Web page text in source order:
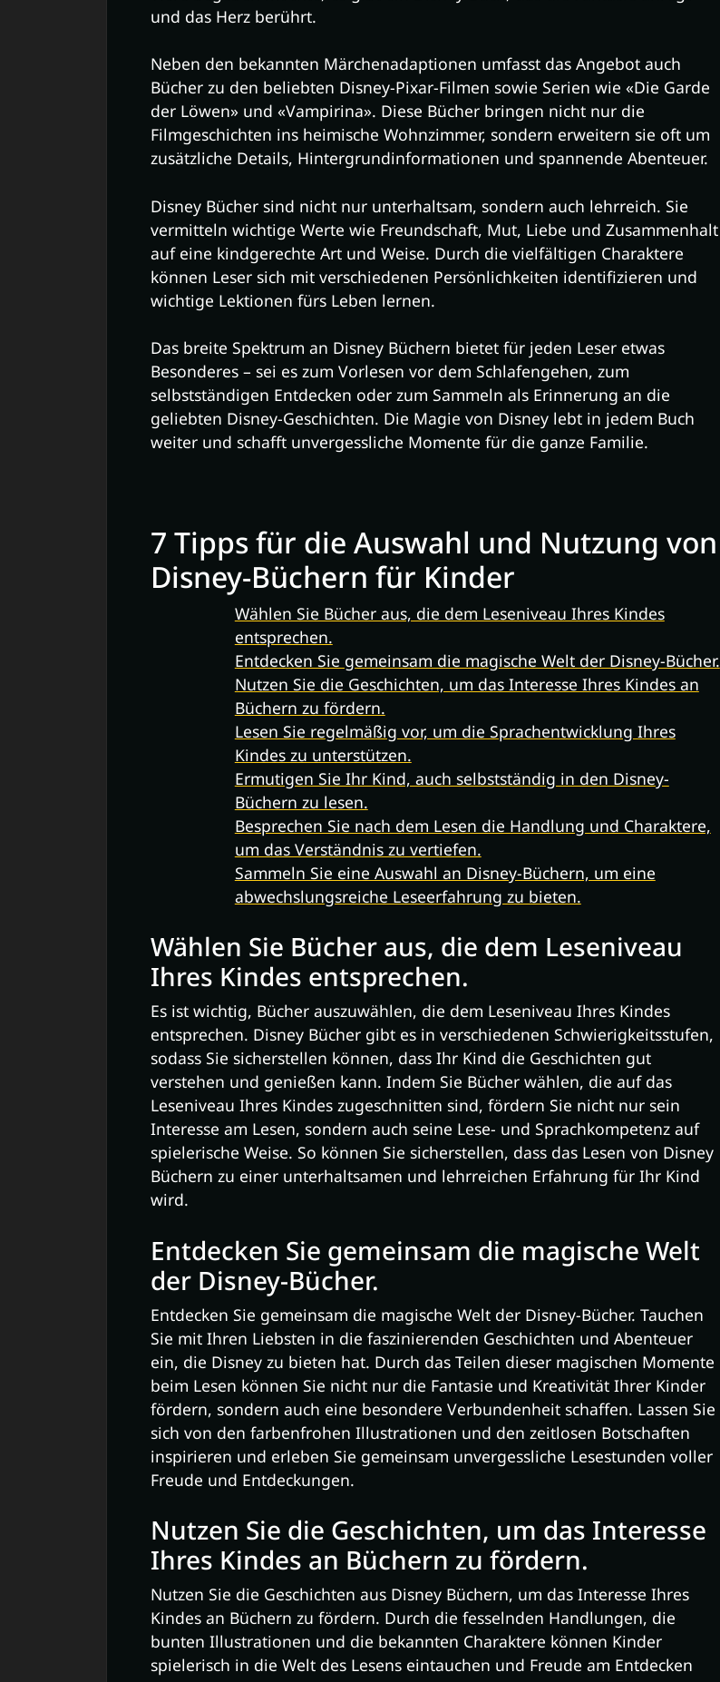
und das Herz berührt.
Neben den bekannten Märchenadaptionen umfasst das Angebot auch
Bücher zu den beliebten Disney-Pixar-Filmen sowie Serien wie «Die Garde
der Löwen» und «Vampirina». Diese Bücher bringen nicht nur die
Filmgeschichten ins heimische Wohnzimmer, sondern erweitern sie oft um
zusätzliche Details, Hintergrundinformationen und spannende Abenteuer.
Disney Bücher sind nicht nur unterhaltsam, sondern auch lehrreich. Sie
vermitteln wichtige Werte wie Freundschaft, Mut, Liebe und Zusammenhalt
auf eine kindgerechte Art und Weise. Durch die vielfältigen Charaktere
können Leser sich mit verschiedenen Persönlichkeiten identifizieren und
wichtige Lektionen fürs Leben lernen.
Das breite Spektrum an Disney Büchern bietet für jeden Leser etwas
Besonderes – sei es zum Vorlesen vor dem Schlafengehen, zum
selbstständigen Entdecken oder zum Sammeln als Erinnerung an die
geliebten Disney-Geschichten. Die Magie von Disney lebt in jedem Buch
weiter und schafft unvergessliche Momente für die ganze Familie.
7 Tipps für die Auswahl und Nutzung von
Disney-Büchern für Kinder
Wählen Sie Bücher aus, die dem Leseniveau Ihres Kindes
entsprechen.
Entdecken Sie gemeinsam die magische Welt der Disney-Bücher.
Nutzen Sie die Geschichten, um das Interesse Ihres Kindes an
Büchern zu fördern.
Lesen Sie regelmäßig vor, um die Sprachentwicklung Ihres
Kindes zu unterstützen.
Ermutigen Sie Ihr Kind, auch selbstständig in den Disney-
Büchern zu lesen.
Besprechen Sie nach dem Lesen die Handlung und Charaktere,
um das Verständnis zu vertiefen.
Sammeln Sie eine Auswahl an Disney-Büchern, um eine
abwechslungsreiche Leseerfahrung zu bieten.
Wählen Sie Bücher aus, die dem Leseniveau
Ihres Kindes entsprechen.
Es ist wichtig, Bücher auszuwählen, die dem Leseniveau Ihres Kindes
entsprechen. Disney Bücher gibt es in verschiedenen Schwierigkeitsstufen,
sodass Sie sicherstellen können, dass Ihr Kind die Geschichten gut
verstehen und genießen kann. Indem Sie Bücher wählen, die auf das
Leseniveau Ihres Kindes zugeschnitten sind, fördern Sie nicht nur sein
Interesse am Lesen, sondern auch seine Lese- und Sprachkompetenz auf
spielerische Weise. So können Sie sicherstellen, dass das Lesen von Disney
Büchern zu einer unterhaltsamen und lehrreichen Erfahrung für Ihr Kind
wird.
Entdecken Sie gemeinsam die magische Welt
der Disney-Bücher.
Entdecken Sie gemeinsam die magische Welt der Disney-Bücher. Tauchen
Sie mit Ihren Liebsten in die faszinierenden Geschichten und Abenteuer
ein, die Disney zu bieten hat. Durch das Teilen dieser magischen Momente
beim Lesen können Sie nicht nur die Fantasie und Kreativität Ihrer Kinder
fördern, sondern auch eine besondere Verbundenheit schaffen. Lassen Sie
sich von den farbenfrohen Illustrationen und den zeitlosen Botschaften
inspirieren und erleben Sie gemeinsam unvergessliche Lesestunden voller
Freude und Entdeckungen.
Nutzen Sie die Geschichten, um das Interesse
Ihres Kindes an Büchern zu fördern.
Nutzen Sie die Geschichten aus Disney Büchern, um das Interesse Ihres
Kindes an Büchern zu fördern. Durch die fesselnden Handlungen, die
bunten Illustrationen und die bekannten Charaktere können Kinder
spielerisch in die Welt des Lesens eintauchen und Freude am Entdecken